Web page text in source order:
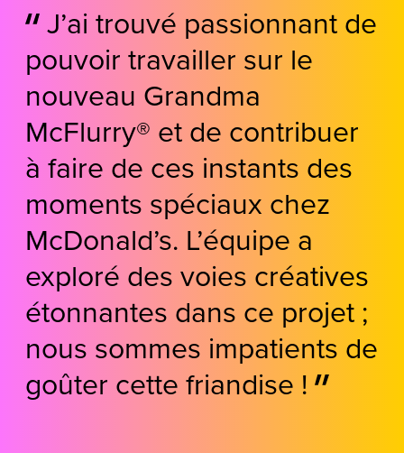
J’ai trouvé passionnant de
pouvoir travailler sur le
nouveau Grandma
McFlurry® et de contribuer
à faire de ces instants des
moments spéciaux chez
McDonald’s. L’équipe a
exploré des voies créatives
étonnantes dans ce projet ;
nous sommes impatients de
goûter cette friandise !